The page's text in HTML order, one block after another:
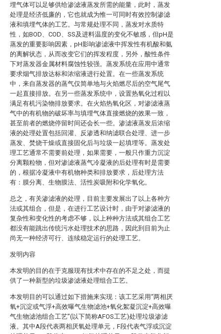
埋气体可以足够供给渗滤液蒸发所需的能量，此时，蒸发
处理是经济低廉的，它也就成为惟一可同时有效控制渗滤
液和填埋气体的工艺。与常规处理不同，蒸发对水质特
性，如BOD、COD、SS及进料温度的变化不敏感，但pH是
蒸发的重要影响因素，pH影响渗滤液中挥发性有机酸和氨
的离解状态，从而改变它们的挥发程度，另外，酸性条件
下对蒸发器金属材料腐蚀性较强。蒸发系统在应用中通常
要求烟气排放达标和浓缩液进行处置。在一些蒸发系统
中，来自蒸发器的蒸气仅简单地与火焰燃尽后的空气尾气
一起直接排放。在另一些蒸发系统中，设置热氧化过程以
满足有机污染物排放要求。在火焰热氧化区，对渗滤液蒸
气中的有机物的破坏率与填埋气体直接燃烧的效果一致，
甚至前者的燃烧停留时间还会长一些。渗滤液蒸发后浓缩
液的处理处置包括回灌、反渗透和纳滤联合处理、进一步
蒸发、焚烧干燥或直接固化后与垃圾一起填埋等。蒸发处
理工艺通常不需要前处理，如果需要，一般只作重力沉淀
分离颗粒物，但对渗滤液蒸气冷凝液的后处理有时是需要
的，根据冷凝液中有机物种类和排放要求，后处理方法
有：膜分离、生物膜法、活性炭吸附和化学氧化。
总之，有关渗滤液的处理，目前主要发展出了以上各种方
法或其组合，但是，在进行工艺设计时，由于对渗滤液的
复杂性和变化性的考虑不够，以上种种方法或其组合工艺
都没有能跳出传统污水处理技术的思路，因此到目前为止
尚无一种经济可行、连续稳定运行的处理工艺。
发明内容
本发明的目的在于克服现有技术中存在的不足之处，而提
供了一种新型的垃圾渗滤液处理组合工艺。
本发明目的可以通过如下措施来实现：该工艺采用“两相厌
氧+沉淀或气浮+高效曝气生物滤池+氧化絮凝沉淀+高效曝
气生物滤池组合工艺”(以下简称AFOS工艺)处理垃圾渗滤
液。其中A段代表两相厌氧处理单元，F段代表气浮或沉淀